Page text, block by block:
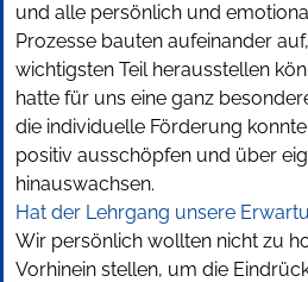
und alle persönlich und
Prozesse bauten aufeinander
wichtigsten Teil herausstellen
hatte für uns eine ganz
die individuelle Förderung
positiv ausschöpfen und über
hinauswachsen.
Hat der Lehrgang unsere
Wir persönlich wollten nicht zu
Vorhinein stellen, um die